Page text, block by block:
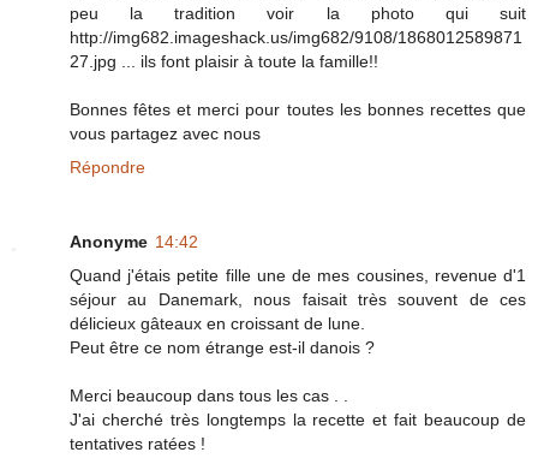
peu la tradition voir la photo qui suit
http://img682.imageshack.us/img682/9108/1868012589871
27.jpg ... ils font plaisir à toute la famille!!
Bonnes fêtes et merci pour toutes les bonnes recettes que
vous partagez avec nous
Répondre
Anonyme 14:42
Quand j'étais petite fille une de mes cousines, revenue d'1
séjour au Danemark, nous faisait très souvent de ces
délicieux gâteaux en croissant de lune.
Peut être ce nom étrange est-il danois ?
Merci beaucoup dans tous les cas . .
J'ai cherché très longtemps la recette et fait beaucoup de
tentatives ratées !